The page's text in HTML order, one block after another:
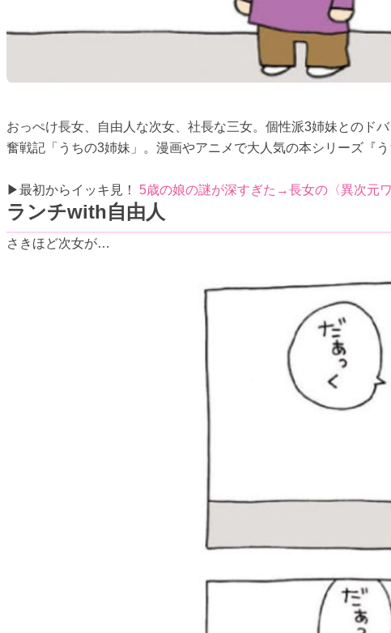
おっぺけ長女、自由人な次女、社長な三女。個性派3姉妹とのド
奮戦記「うちの3姉妹」。漫画やアニメで大人気の本シリーズ『
▶最初からイッキ見！ 5歳の娘の謎が深すぎた→長女の〈異次元
ランチwith自由人
さきほど次女が…